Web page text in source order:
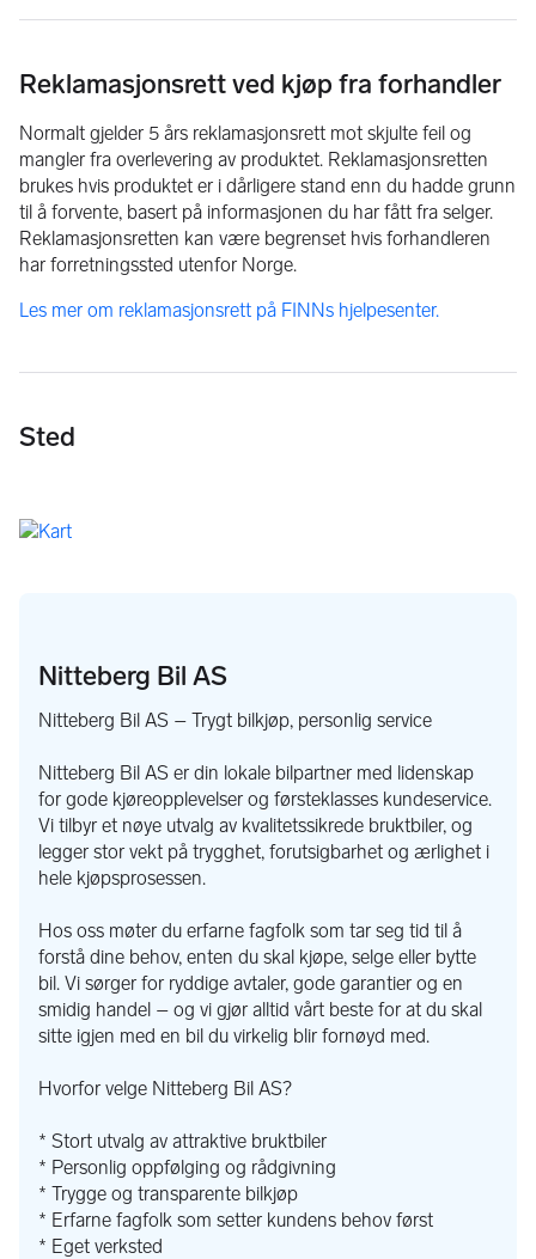
Reklamasjonsrett ved kjøp fra forhandler
Normalt gjelder 5 års reklamasjonsrett mot skjulte feil og
mangler fra overlevering av produktet. Reklamasjonsretten
brukes hvis produktet er i dårligere stand enn du hadde grunn
til å forvente, basert på informasjonen du har fått fra selger.
Reklamasjonsretten kan være begrenset hvis forhandleren
har forretningssted utenfor Norge.
Les mer om reklamasjonsrett på FINNs hjelpesenter.
Sted
Nitteberg Bil AS
Nitteberg Bil AS – Trygt bilkjøp, personlig service
Nitteberg Bil AS er din lokale bilpartner med lidenskap
for gode kjøreopplevelser og førsteklasses kundeservice.
Vi tilbyr et nøye utvalg av kvalitetssikrede bruktbiler, og
legger stor vekt på trygghet, forutsigbarhet og ærlighet i
hele kjøpsprosessen.
Hos oss møter du erfarne fagfolk som tar seg tid til å
forstå dine behov, enten du skal kjøpe, selge eller bytte
bil. Vi sørger for ryddige avtaler, gode garantier og en
smidig handel – og vi gjør alltid vårt beste for at du skal
sitte igjen med en bil du virkelig blir fornøyd med.
Hvorfor velge Nitteberg Bil AS?
* Stort utvalg av attraktive bruktbiler
* Personlig oppfølging og rådgivning
* Trygge og transparente bilkjøp
* Erfarne fagfolk som setter kundens behov først
* Eget verksted